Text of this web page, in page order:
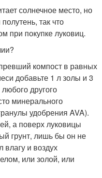
солнечное место, но
так что
при покупке луковиц.
компост в равных
добавьте 1 л золы и 3
другого
минерального
удобрения AVA).
а поверх луковицы
грунт, лишь бы он не
и воздух
или золой, или